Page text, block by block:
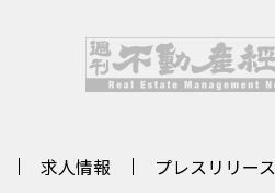
求人情報 プレスリリース